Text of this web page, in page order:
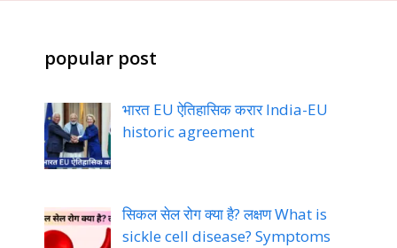
popular post
भारत EU ऐतिहासिक करार India-EU
historic agreement
सिकल सेल रोग क्या है? लक्षण What is
sickle cell disease? Symptoms